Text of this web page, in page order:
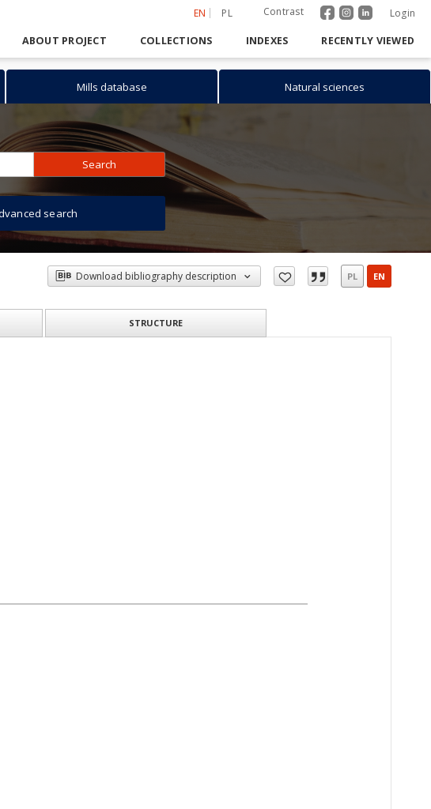
EN PL Contrast Login
ABOUT PROJECT COLLECTIONS INDEXES RECENTLY VIEWED
Mills database Natural sciences
Search
search
Download bibliography description PL EN
STRUCTURE